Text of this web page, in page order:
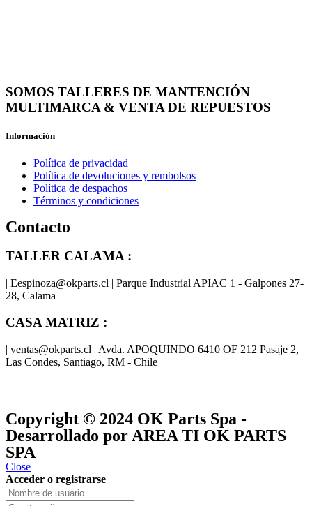
SOMOS TALLERES DE MANTENCIÓN
MULTIMARCA & VENTA DE REPUESTOS
Información
Política de privacidad
Política de devoluciones y rembolsos
Política de despachos
Términos y condiciones
Contacto
TALLER CALAMA :
| Eespinoza@okparts.cl | Parque Industrial APIAC 1 - Galpones 27-
28, Calama
CASA MATRIZ :
| ventas@okparts.cl | Avda. APOQUINDO 6410 OF 212 Pasaje 2,
Las Condes, Santiago, RM - Chile
Copyright © 2024 OK Parts Spa -
Desarrollado por AREA TI OK PARTS
SPA
Close
Acceder o registrarse